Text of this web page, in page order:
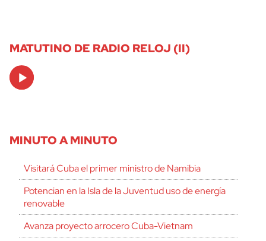
MATUTINO DE RADIO RELOJ (II)
Audio
Player
MINUTO A MINUTO
Visitará Cuba el primer ministro de Namibia
Potencian en la Isla de la Juventud uso de energía
renovable
Avanza proyecto arrocero Cuba-Vietnam